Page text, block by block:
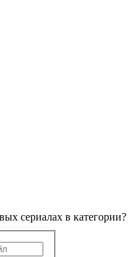
сериалах в категории?